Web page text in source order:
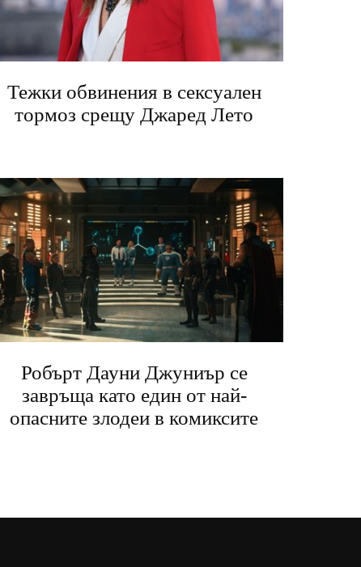
Тежки обвинения в сексуален
тормоз срещу Джаред Лето
Робърт Дауни Джуниър се
завръща като един от най-
опасните злодеи в комиксите